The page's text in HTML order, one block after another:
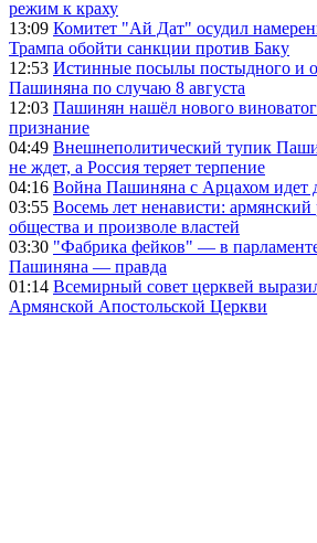
режим к краху
13:09 Комитет "Ай Дат" осудил
Трампа обойти санкции против Баку
12:53 Истинные посылы постыдного и
Пашиняна по случаю 8 августа
12:03 Пашинян нашёл нового
признание
04:49 Внешнеполитический тупик
не ждет, а Россия теряет терпение
04:16 Война Пашиняна с Арцахом идет
03:55 Восемь лет ненависти: армянский
общества и произволе властей
03:30 "Фабрика фейков" — в
Пашиняна — правда
01:14 Всемирный совет церквей
Армянской Апостольской Церкви